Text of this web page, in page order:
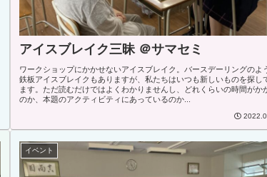
アイスブレイク三昧 ＠サマセミ
ワークショップにかかせないアイスブレイク。バースデーリングのよ
鉄板アイスブレイクもありますが、私たちはいつも新しいものを探し
ます。ただ読むだけではよくわかりませんし、どれくらいの時間がか
のか、本題のアクティビティにあっているのか...
イベント